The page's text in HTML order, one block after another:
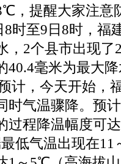
，提醒大家注意
8时至9日8时，福
，2个县市出现了
40.4毫米为最大
计，今天开始，
时气温骤降。预
过程降温幅度可
低气温出现在11